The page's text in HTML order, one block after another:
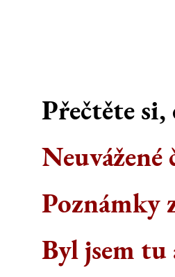
Přečtěte
Neuvážené
Poznámky
Byl jsem tu